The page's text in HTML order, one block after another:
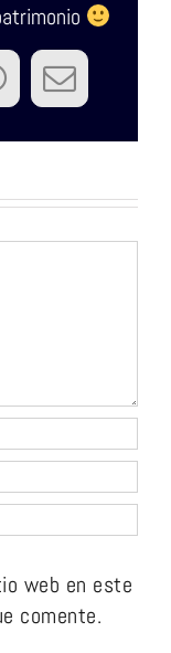
Correo
web en este
comente.